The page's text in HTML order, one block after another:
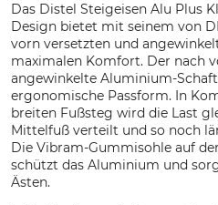
Das Distel Steigeisen Alu Plus
Design bietet mit seinem von
vorn versetzten und
maximalen Komfort. Der nach
angewinkelte Aluminium-
ergonomische Passform. In
breiten Fußsteg wird die Last
Mittelfuß verteilt und so noch
Die Vibram-Gummisohle auf
schützt das Aluminium und
Ästen.